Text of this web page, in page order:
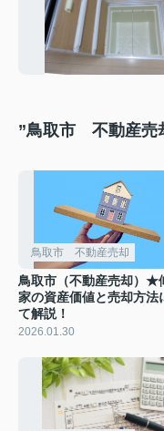
”鳥取市 不動産売
鳥取市 不動産売却
鳥取市（不動産売却）★
家の資産価値と売却方法
て解説！
2026.01.30